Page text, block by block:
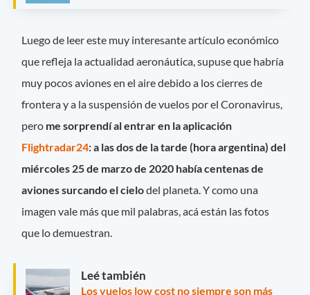
Luego de leer este muy interesante artículo económico
que refleja la actualidad aeronáutica, supuse que habría
muy pocos aviones en el aire debido a los cierres de
frontera y a la suspensión de vuelos por el Coronavirus,
pero me sorprendí al entrar en la aplicación
Flightradar24:a las dos de la tarde (hora argentina) del
miércoles 25 de marzo de 2020 habíacentenas de
aviones surcando el cielodel planeta. Y como una
imagen vale más que mil palabras, acá están las fotos
que lo demuestran.
Leé también
Los vuelos low cost no siempre son más